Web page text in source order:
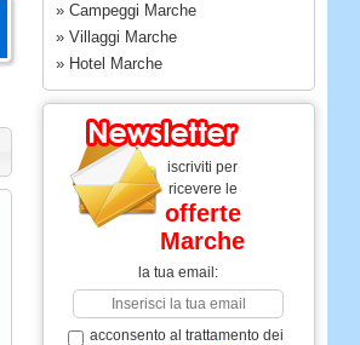
» Campeggi Marche
» Villaggi Marche
» Hotel Marche
iscriviti per
ricevere le
offerte
Marche
la tua email:
acconsento al trattamento dei